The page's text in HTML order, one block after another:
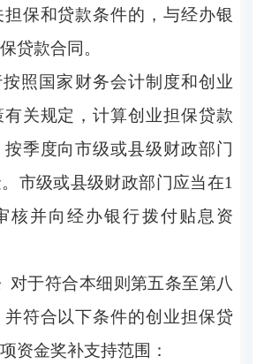
保和贷款条件的，与经办银
贷款合同。
照国家财务会计制度和创业
关规定，计算创业担保贷款
季度向市级或县级财政部门
市级或县级财政部门应当在1
核并向经办银行拨付贴息资
对于符合本细则第五条至第八
符合以下条件的创业担保贷
资金奖补支持范围：